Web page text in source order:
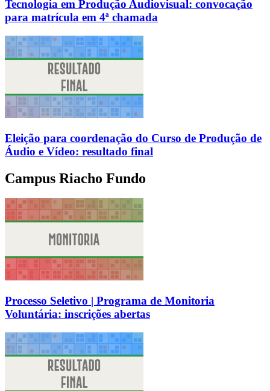
Tecnologia em Produção Audiovisual: convocação
para matrícula em 4ª chamada
Eleição para coordenação do Curso de Produção de
Áudio e Vídeo: resultado final
Campus Riacho Fundo
Processo Seletivo | Programa de Monitoria
Voluntária: inscrições abertas